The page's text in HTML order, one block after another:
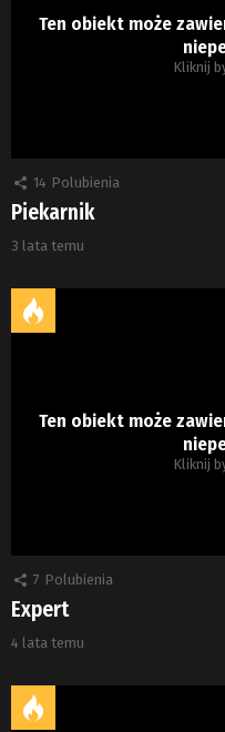
Ten obiekt może
Kliknij
14 Polubienia
Piekarnik
3 lata temu
Ten obiekt może
Kliknij
7 Polubienia
Expert
4 lata temu